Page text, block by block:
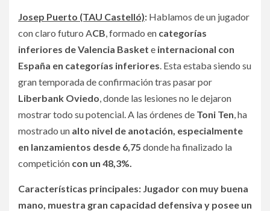
Josep Puerto (TAU Castelló): Hablamos de un jugador
con claro futuro ACB, formado en categorías
inferiores de Valencia Basket e internacional con
España en categorías inferiores. Esta estaba siendo su
gran temporada de confirmación tras pasar por
Liberbank Oviedo, donde las lesiones no le dejaron
mostrar todo su potencial. A las órdenes de Toni Ten, ha
mostrado un alto nivel de anotación, especialmente
en lanzamientos desde 6,75 donde ha finalizado la
competición con un 48,3%.
Características principales: Jugador con muy buena
mano, muestra gran capacidad defensiva y posee un